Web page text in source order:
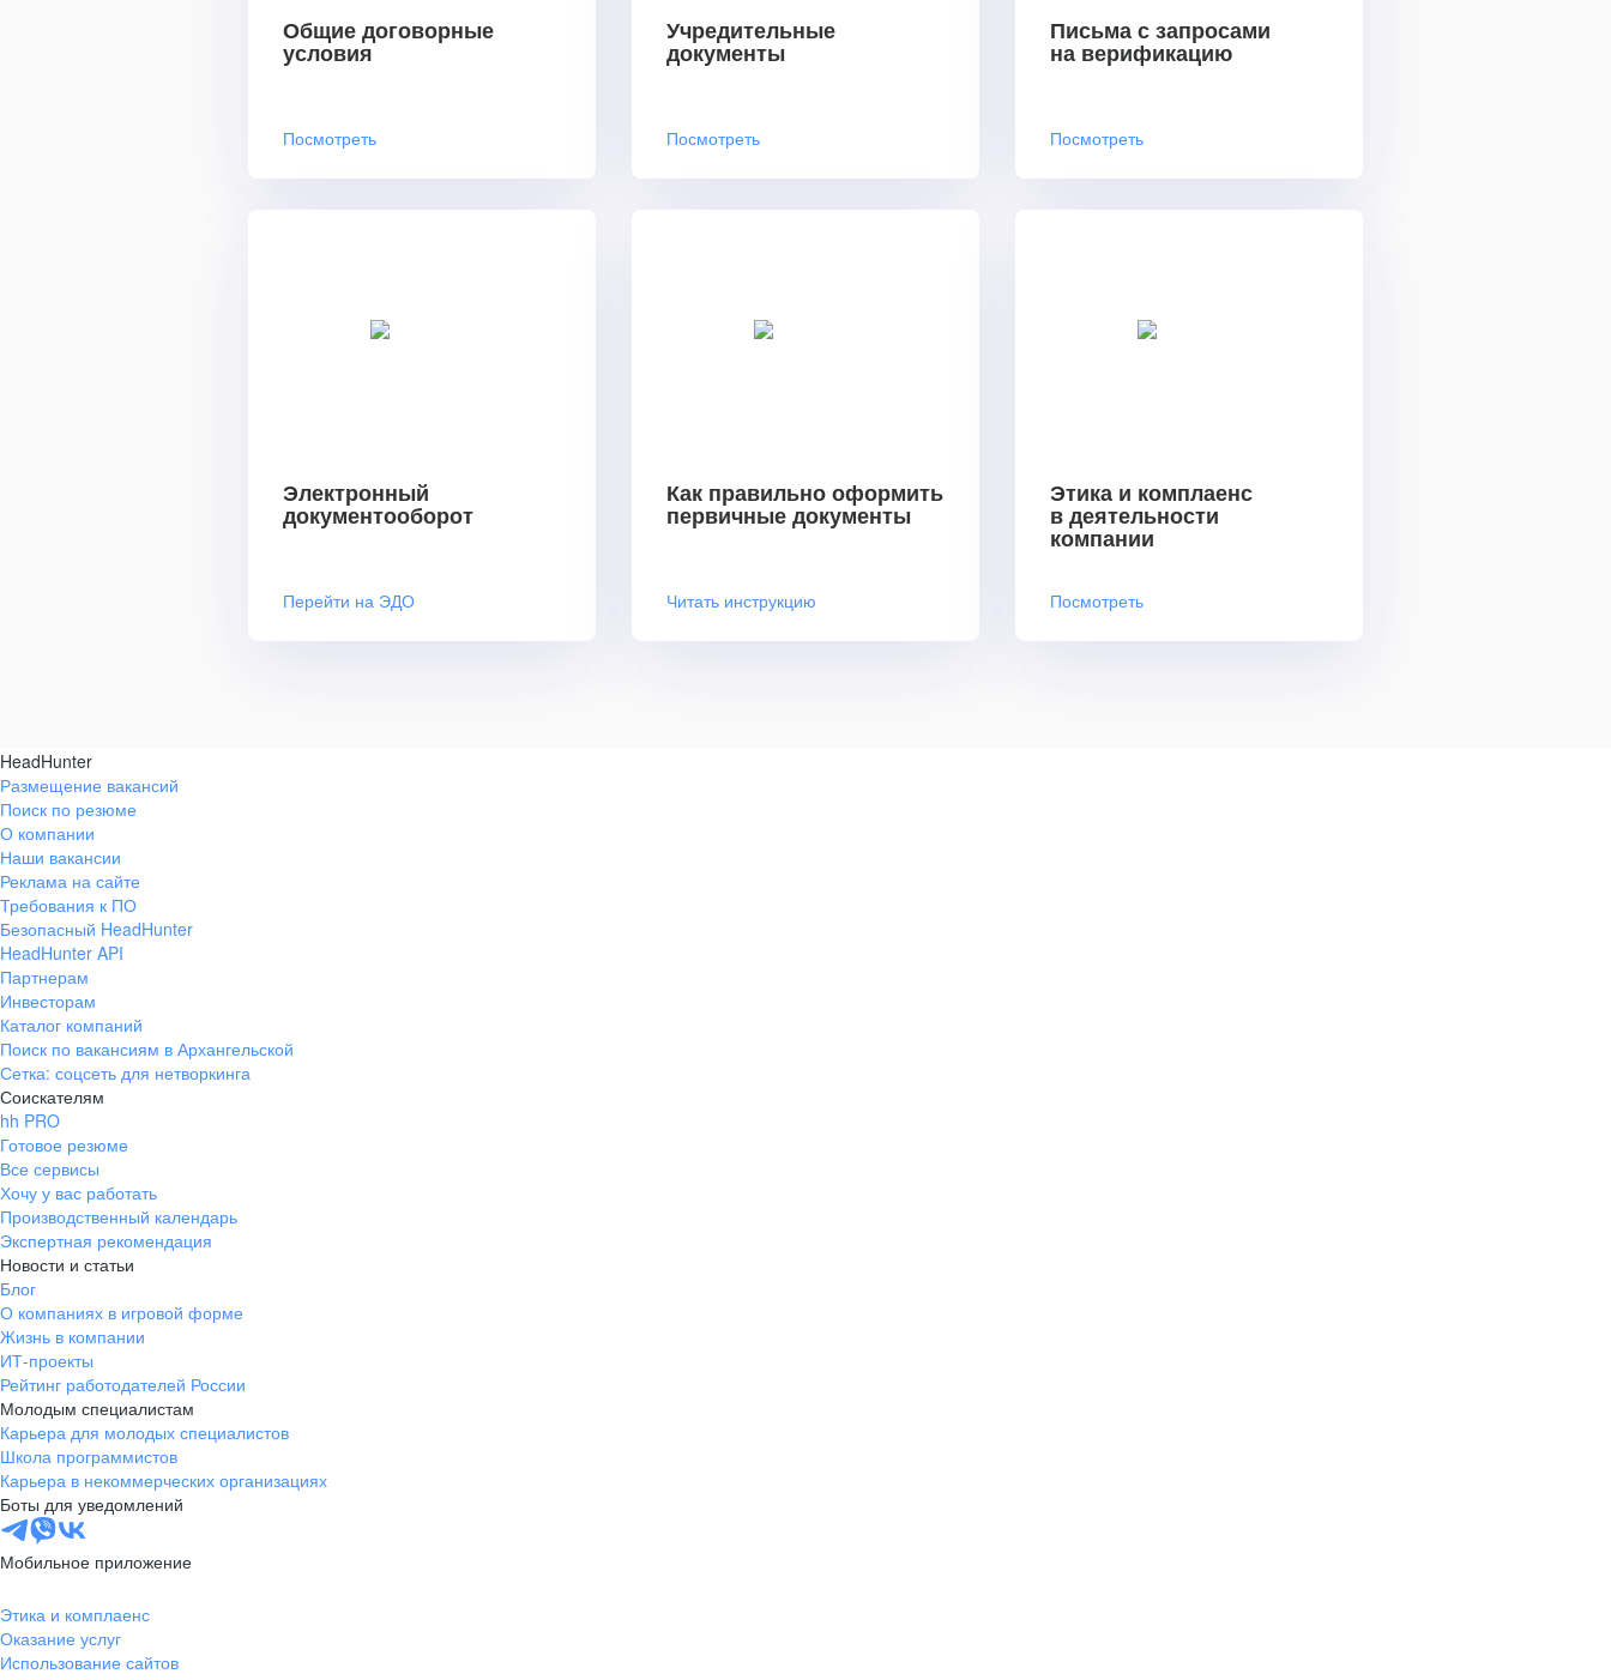
Общие договорные
условия
Посмотреть
Учредительные
документы
Посмотреть
Письма с запросами
на верификацию
Посмотреть
Электронный
документооборот
Перейти на ЭДО
Как правильно оформить
первичные документы
Читать инструкцию
Этика и комплаенс
в деятельности
компании
Посмотреть
HeadHunter
Размещение вакансий
Поиск по резюме
О компании
Наши вакансии
Реклама на сайте
Требования к ПО
Безопасный HeadHunter
HeadHunter API
Партнерам
Инвесторам
Каталог компаний
Поиск по вакансиям в Архангельской
Сетка: соцсеть для нетворкинга
Соискателям
hh PRO
Готовое резюме
Все сервисы
Хочу у вас работать
Производственный календарь
Экспертная рекомендация
Новости и статьи
Блог
О компаниях в игровой форме
Жизнь в компании
ИТ-проекты
Рейтинг работодателей России
Молодым специалистам
Карьера для молодых специалистов
Школа программистов
Карьера в некоммерческих организациях
Боты для уведомлений
Мобильное приложение
Этика и комплаенс
Оказание услуг
Использование сайтов